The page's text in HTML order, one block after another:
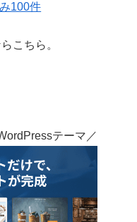
100件
こちら。
テーマ／